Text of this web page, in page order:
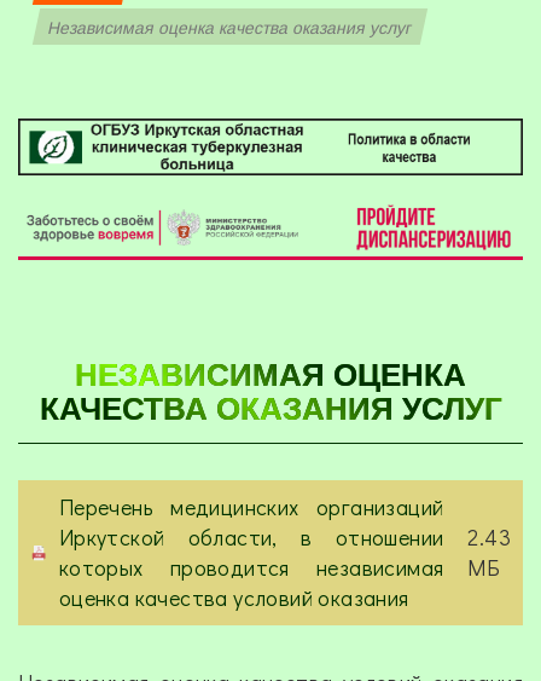
Независимая оценка качества оказания услуг
НЕЗАВИСИМАЯ ОЦЕНКА
КАЧЕСТВА ОКАЗАНИЯ УСЛУГ
Перечень медицинских организаций
Иркутской области, в отношении
которых проводится независимая
оценка качества условий оказания
2.43
МБ